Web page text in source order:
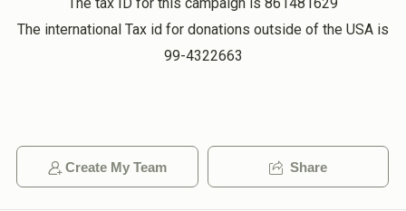
The international Tax id for donations outside of the USA is
99-4322663
Create My Team Share